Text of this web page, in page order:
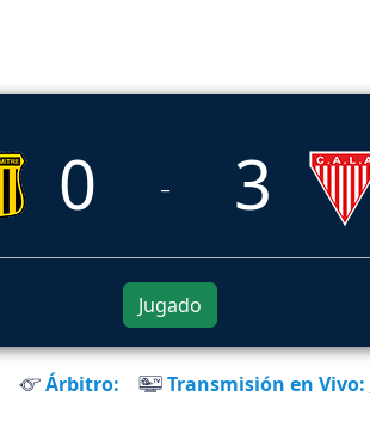
0 3
Jugado
Árbitro: Transmisión en Vivo: